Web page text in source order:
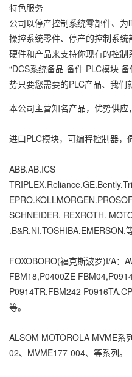
特色服务
公司以停产控制系统零部件、
操控系统零件、停产的控制系
硬件和产品来支持你现有的控
“DCS系统备品 备件 PLC模块
势只要您需要的PLC产品、我
本公司主营知名产品，优势供应
进口PLC模块，可编程控制器，
ABB.AB.ICS
SCHNEIDER. REXROTH.
.B&R.NI.TOSHIBA.EMERSON.等
FOXOBORO(福克斯波罗)I/A：
FBM18,P0400ZE
P0914TR,FBM242
等。
ALSOM MOTOROLA MVME系
02、MVME177-004、等系列。